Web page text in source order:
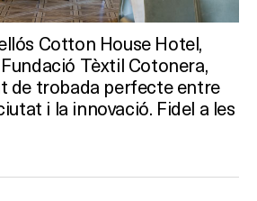
Cotton House Hotel,
Tèxtil Cotonera,
de trobada perfecte entre
i la innovació. Fidel a les